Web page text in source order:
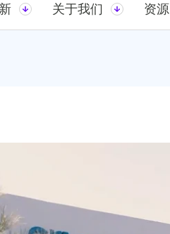
关于我们 资源